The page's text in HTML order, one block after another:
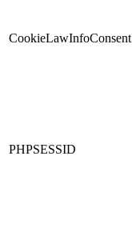
CookieLawInfoConsent
PHPSESSID